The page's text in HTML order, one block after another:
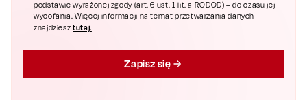
podstawie wyrażonej zgody (art. 6 ust. 1 lit. a RODOD) – do czasu jej
wycofania. Więcej informacji na temat przetwarzania danych
znajdziesztutaj.
Zapisz się